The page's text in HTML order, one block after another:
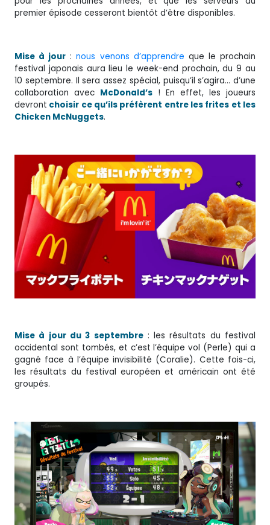
premier épisode cesseront bientôt d’être disponibles.
Mise à jour :nous venons d’apprendre que le prochain
festival japonais aura lieu le week-end prochain, du 9 au
10 septembre. Il sera assez spécial, puisqu’il s’agira… d’une
collaboration avec McDonald’s ! En effet, les joueurs
devront choisir ce qu’ils préfèrent entre les frites et les
Chicken McNuggets.
Mise à jour du 3 septembre: les résultats du festival
occidental sont tombés, et c’est l’équipe vol (Perle) qui a
gagné face à l’équipe invisibilité (Coralie). Cette fois-ci,
les résultats du festival européen et américain ont été
groupés.